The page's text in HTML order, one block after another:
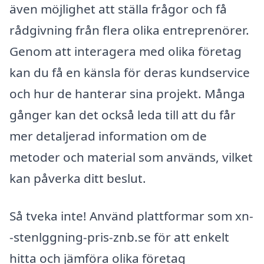
även möjlighet att ställa frågor och få
rådgivning från flera olika entreprenörer.
Genom att interagera med olika företag
kan du få en känsla för deras kundservice
och hur de hanterar sina projekt. Många
gånger kan det också leda till att du får
mer detaljerad information om de
metoder och material som används, vilket
kan påverka ditt beslut.
Så tveka inte! Använd plattformar som xn-
-stenlggning-pris-znb.se för att enkelt
hitta och jämföra olika företag